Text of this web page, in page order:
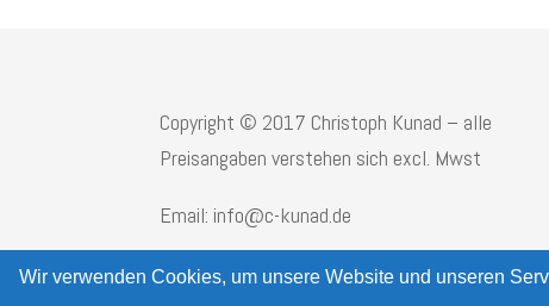
Wir verwenden Cookies, um unsere Website und unseren
Copyright © 2017 Christoph Kunad – alle
Preisangaben verstehen sich excl. Mwst
Email: info@c-kunad.de